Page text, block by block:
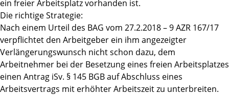
ein freier Arbeitsplatz vorhanden ist.
Die richtige Strategie:
Nach einem Urteil des BAG vom 27.2.2018 – 9 AZR 167/17
verpflichtet den Arbeitgeber ein ihm angezeigter
Verlängerungswunsch nicht schon dazu, dem
Arbeitnehmer bei der Besetzung eines freien Arbeitsplatzes
einen Antrag iSv. § 145 BGB auf Abschluss eines
Arbeitsvertrags mit erhöhter Arbeitszeit zu unterbreiten.